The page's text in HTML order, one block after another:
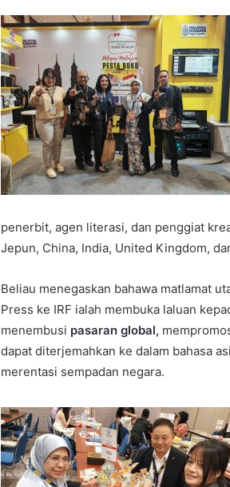
penerbit, agen literasi, dan penggiat
Jepun, China, India, United Kingdom,
Beliau menegaskan bahawa matlamat
Press ke IRF ialah membuka laluan
menembusi pasaran global,
dapat diterjemahkan ke dalam bahasa
merentasi sempadan negara.